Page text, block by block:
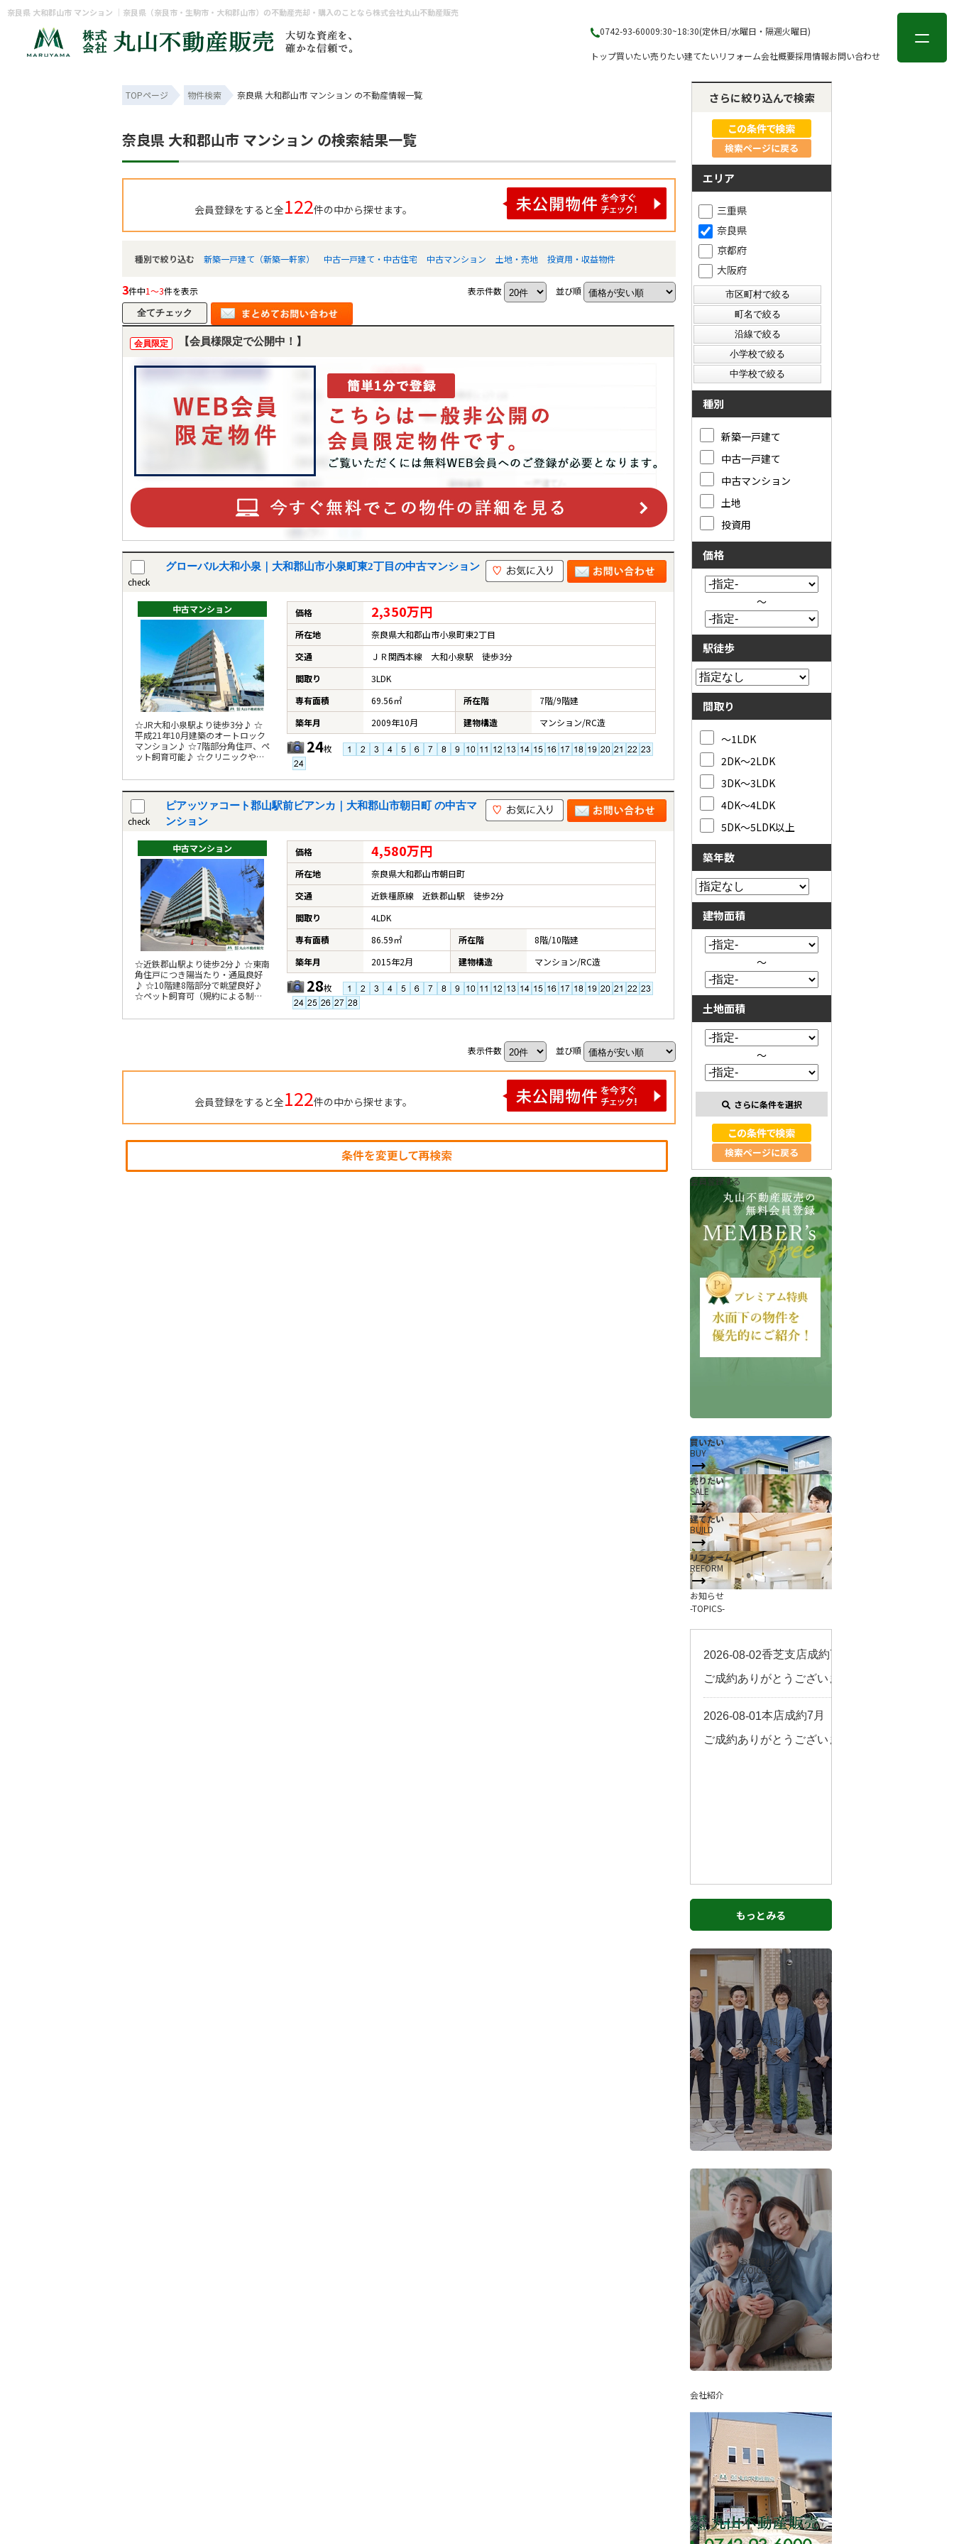
奈良県 大和郡山市 マンション ｜奈良県（奈良市・生駒市・大和郡山市）の不動産売却・購入のことなら株式会社丸山不動産販売
0742-93-60009:30~18:30(定休日/水曜日・隔週火曜日)
トップ買いたい売りたい建てたいリフォーム会社概要採用情報お問い合わせ
会員登録 ログイン
当社について 会社概要
香芝支店紹介ページ
採用情報
お知らせ
コラム
スタッフ紹介
お客様の声
来店予約
よくある質問
サイトマップ
お問い合わせ
TOPページ 物件検索 奈良県 大和郡山市 マンション の不動産情報一覧
奈良県 大和郡山市 マンション の検索結果一覧
会員登録をすると全122件の中から探せます。
種別で絞り込む 新築一戸建て（新築一軒家） 中古一戸建て・中古住宅 中古マンション 土地・売地 投資用・収益物件
3件中1～3件を表示 表示件数 並び順
会員限定 【会員様限定で公開中！】
check
グローバル大和小泉｜大和郡山市小泉町東2丁目の中古マンション
中古マンション
☆JR大和小泉駅より徒歩3分♪ ☆
平成21年10月建築のオートロック
マンション♪ ☆7階部分角住戸、ペ
ット飼育可能♪ ☆クリニックやス
価格 2,350万円
所在地
奈良県大和郡山市小泉町東2丁目
交通
ＪＲ関西本線 大和小泉駅 徒歩3分
間取り
3LDK
専有面積
69.56㎡ 所在階
7階/9階建
築年月
2009年10月 建物構造 マンション/RC造
24枚
check
ピアッツァコート郡山駅前ビアンカ｜大和郡山市朝日町 の中古マ
ンション
中古マンション
☆近鉄郡山駅より徒歩2分♪ ☆東南
角住戸につき陽当たり・通風良好
♪ ☆10階建8階部分で眺望良好♪
☆ペット飼育可（規約による制限
価格 4,580万円
所在地
奈良県大和郡山市朝日町
交通
近鉄橿原線 近鉄郡山駅 徒歩2分
間取り
4LDK
専有面積
86.59㎡ 所在階
8階/10階建
築年月
2015年2月 建物構造 マンション/RC造
28枚
表示件数 並び順
会員登録をすると全122件の中から探せます。
さらに絞り込んで検索
検索ページに戻る
エリア
三重県
奈良県
京都府
大阪府
種別
新築一戸建て
中古一戸建て
中古マンション
土地
投資用
価格
～
駅徒歩
間取り
～1LDK
2DK～2LDK
3DK～3LDK
4DK～4LDK
5DK～5LDK以上
築年数
建物面積
～
土地面積
～
さらに条件を選択
検索ページに戻る
会員登録する
買いたい
BUY
売りたい
SALE
建てたい
BUILD
リフォーム
REFORM
お知らせ
-TOPICS-
もっとみる
スタッフ紹介
-STAFF-
もっとみる
お客様の声
-VOICES-
もっとみる
会社紹介